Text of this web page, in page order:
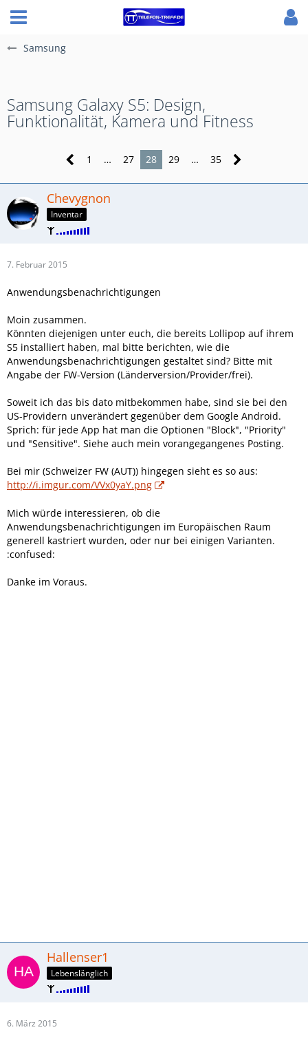
Samsung
Samsung Galaxy S5: Design,
Funktionalität, Kamera und Fitness
1 … 27 28 29 … 35
Chevygnon
Inventar
7. Februar 2015
Anwendungsbenachrichtigungen
Moin zusammen.
Könnten diejenigen unter euch, die bereits Lollipop auf ihrem
S5 installiert haben, mal bitte berichten, wie die
Anwendungsbenachrichtigungen gestaltet sind? Bitte mit
Angabe der FW-Version (Länderversion/Provider/frei).
Soweit ich das bis dato mitbekommen habe, sind sie bei den
US-Providern unverändert gegenüber dem Google Android.
Sprich: für jede App hat man die Optionen "Block", "Priority"
und "Sensitive". Siehe auch mein vorangegangenes Posting.
Bei mir (Schweizer FW (AUT)) hingegen sieht es so aus:
http://i.imgur.com/VVx0yaY.png
Mich würde interessieren, ob die
Anwendungsbenachrichtigungen im Europäischen Raum
generell kastriert wurden, oder nur bei einigen Varianten.
:confused:
Danke im Voraus.
Hallenser1
Lebenslänglich
6. März 2015